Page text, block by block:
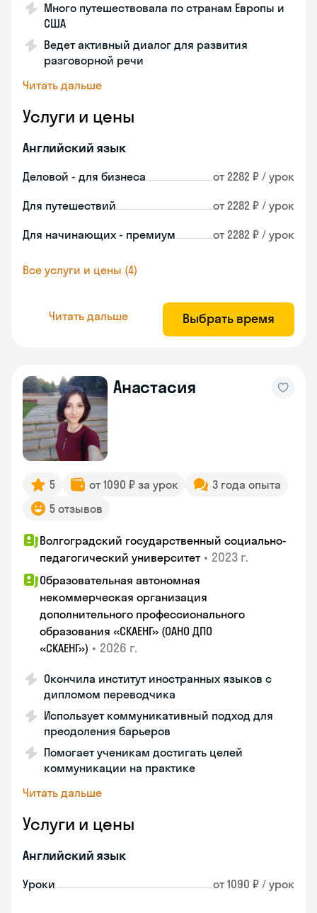
Много путешествовала по странам Европы и
США
Ведет активный диалог для развития
разговорной речи
Читать дальше
Услуги и цены
Английский язык
Деловой - для бизнеса от 2282 ₽ / урок
Для путешествий от 2282 ₽ / урок
Для начинающих - премиум от 2282 ₽ / урок
Все услуги и цены (4)
Читать дальше Выбрать время
Анастасия
5 от 1090 ₽ за урок
3 года опыта
5 отзывов
Волгоградский государственный социально-
педагогический университет • 2023 г.
Образовательная автономная
некоммерческая организация
дополнительного профессионального
образования «СКАЕНГ» (ОАНО ДПО
«СКАЕНГ») • 2026 г.
Окончила институт иностранных языков с
дипломом переводчика
Использует коммуникативный подход для
преодоления барьеров
Помогает ученикам достигать целей
коммуникации на практике
Читать дальше
Услуги и цены
Английский язык
Уроки от 1090 ₽ / урок